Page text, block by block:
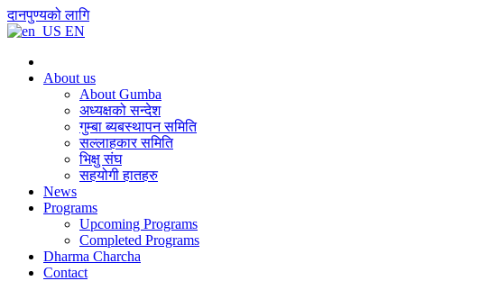
दानपुण्यको लागि
EN
About us
About Gumba
अध्यक्षको सन्देश
गुम्बा ब्यबस्थापन समिति
सल्लाहकार समिति
भिक्षु संघ
सहयोगी हातहरु
News
Programs
Upcoming Programs
Completed Programs
Dharma Charcha
Contact